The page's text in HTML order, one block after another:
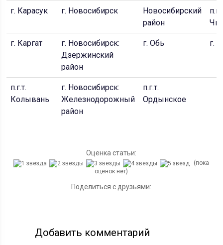
г. Карасук г. Новосибирск
Новосибирский
район
г. Каргат
г. Новосибирск:
Дзержинский
район
г. Обь г.
п.г.т.
Колывань
г. Новосибирск:
Железнодорожный
район
п.г.т.
Ордынское
Оценка статьи:
(пока
оценок нет)
Поделиться с друзьями:
Добавить комментарий